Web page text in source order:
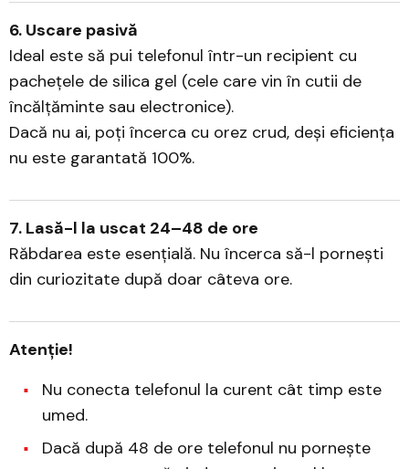
6. Uscare pasivă
Ideal este să pui telefonul într-un recipient cu
pachețele de silica gel (cele care vin în cutii de
încălțăminte sau electronice).
Dacă nu ai, poți încerca cu orez crud, deși eficiența
nu este garantată 100%.
7. Lasă-l la uscat 24–48 de ore
Răbdarea este esențială. Nu încerca să-l pornești
din curiozitate după doar câteva ore.
Atenție!
Nu conecta telefonul la curent cât timp este
umed.
Dacă după 48 de ore telefonul nu pornește